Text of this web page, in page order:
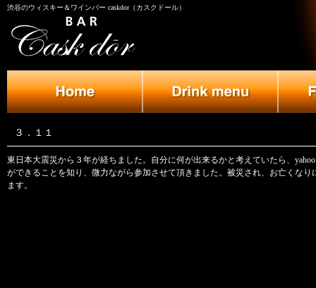
渋谷のウィスキー＆ワインバー caskdor（カスクドール）
３．１１
東日本大震災から３年が経ちました。自分に何が出来るかと考えていたら、
ができることを知り、微力ながら参加させて頂きました。被災され、お亡くな
ます。